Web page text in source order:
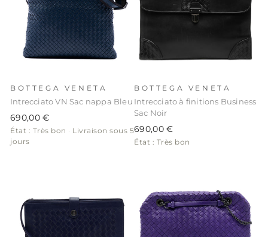
BOTTEGA VENETA
Intrecciato VN Sac nappa Bleu
690,00 €
État : Très bon · Livraison sous 5
jours
BOTTEGA VENETA
Intrecciato à finitions Business
Sac Noir
690,00 €
État : Très bon